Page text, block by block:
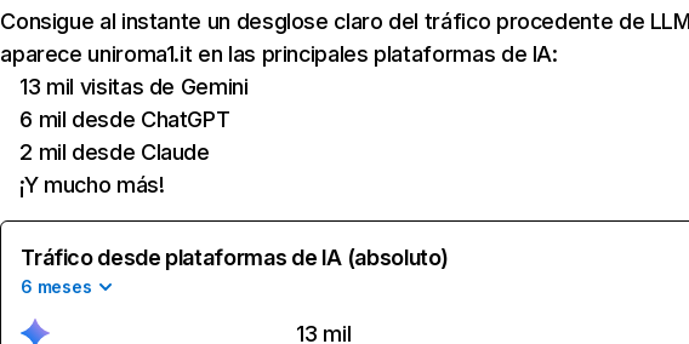
Consigue al instante un desglose claro del tráfico procedente de
aparece uniroma1.it en las principales plataformas de IA:
13 mil visitas de Gemini
6 mil desde ChatGPT
2 mil desde Claude
¡Y mucho más!
Tráfico desde plataformas de IA (absoluto)
6 meses
13 mil